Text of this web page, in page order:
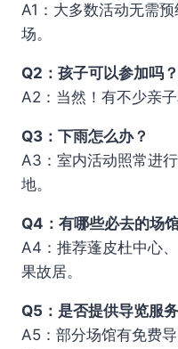
A1：大多数活动无需
场。
Q2：孩子可以参加吗？
A2：当然！有不少亲
Q3：下雨怎么办？
A3：室内活动照常进
地。
Q4：有哪些必去的场
A4：推荐蓬皮杜中心
果故居。
Q5：是否提供导览服
A5：部分场馆有免费